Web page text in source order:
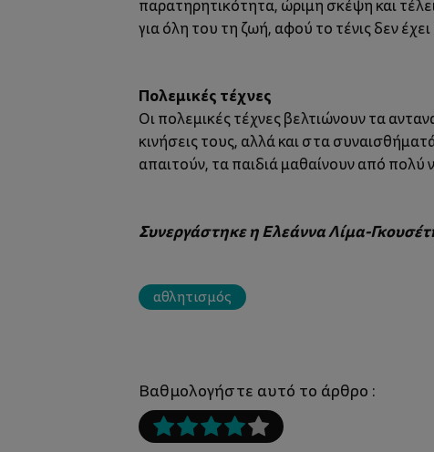
Βαθμολογήστε αυτό το άρθρο :
παρατηρητικότητα, ώριμη σκέψη και
για όλη του τη ζωή, αφού το τένις δεν έχει
Πολεμικές τέχνες
Οι πολεμικές τέχνες βελτιώνουν τα
κινήσεις τους, αλλά και στα
απαιτούν, τα παιδιά μαθαίνουν από
Συνεργάστηκε η Ελεάννα Λίμα-
αθλητισμός